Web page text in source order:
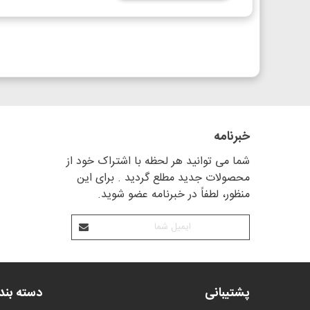
خبرنامه
شما می توانید هر لحظه با اشتراک خود از
محصولات جدید مطلع گردید . برای این
منظور، لطفاً در خبرنامه عضو شوید.
پشتیبانی دسته